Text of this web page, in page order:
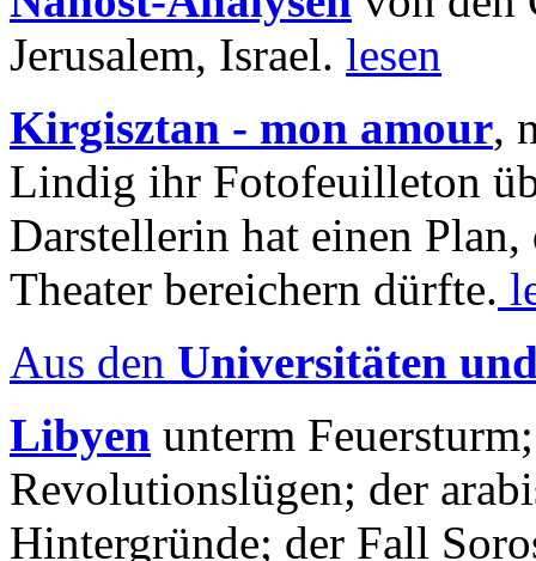
Jerusalem, Israel. lesen
Kirgisztan - mon amour,
Lindig ihr Fotofeuilleton
Darstellerin hat einen Plan,
Theater bereichern dürfte.
Aus den Universitäten
Libyen unterm
Revolutionslügen; der
Hintergründe; der Fall